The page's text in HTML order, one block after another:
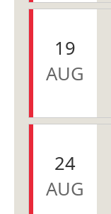
19
AUG
24
AUG